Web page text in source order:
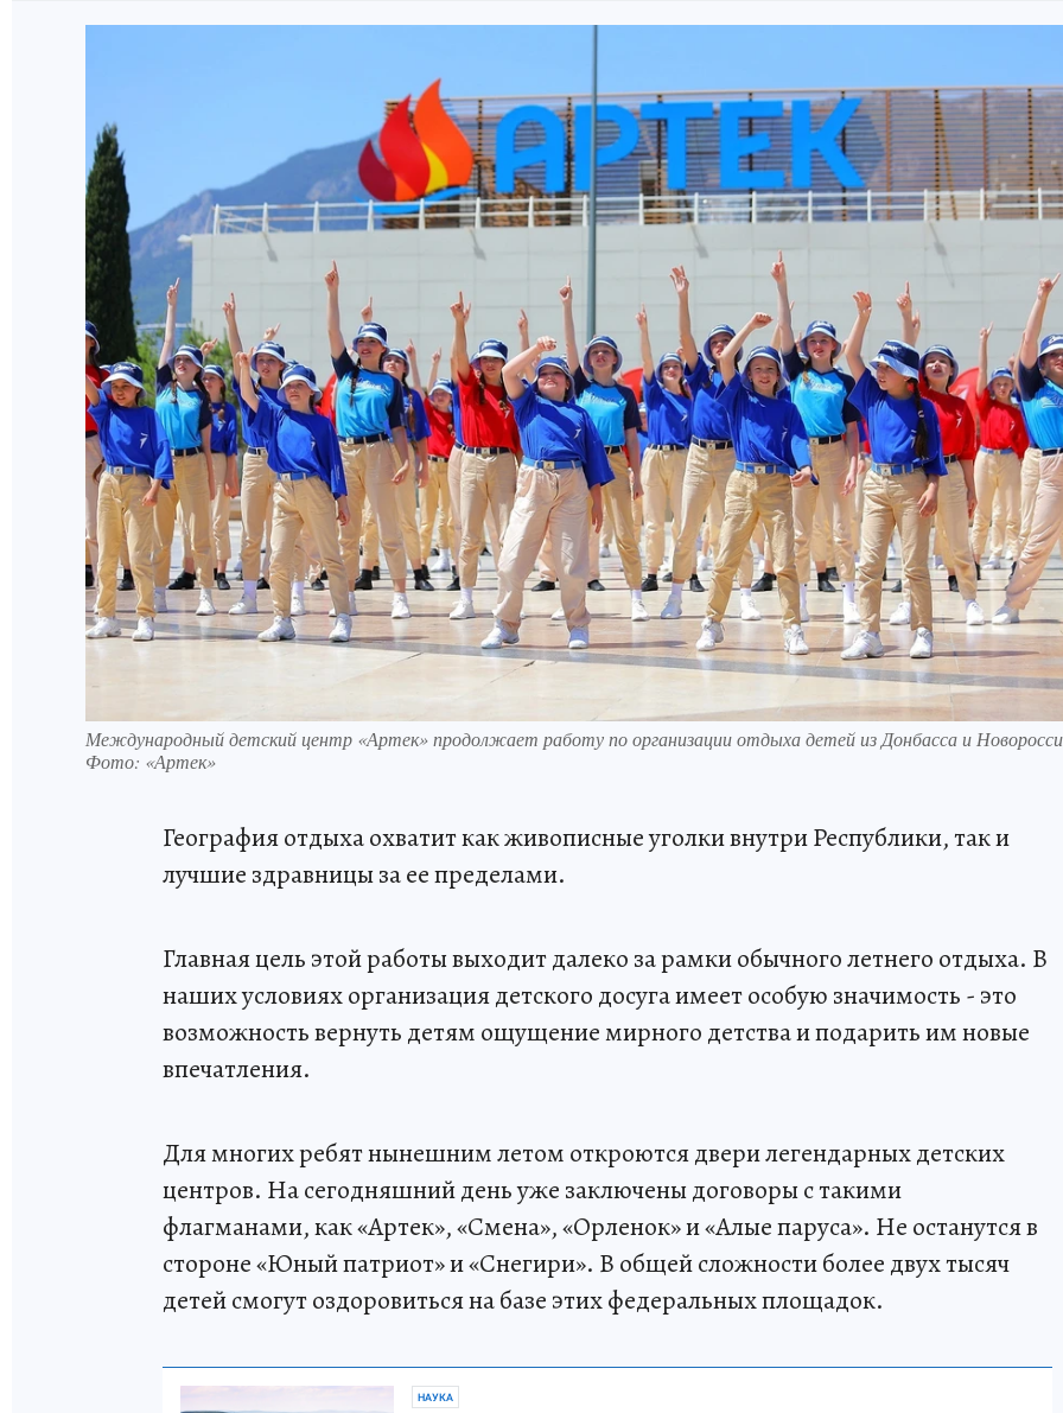
Международный детский центр «Артек» продолжает работу по организации отдыха детей из Донбасса и
Фото: «Артек»
География отдыха охватит как живописные уголки внутри Республики, так и
лучшие здравницы за ее пределами.
Главная цель этой работы выходит далеко за рамки обычного летнего отдыха. В
наших условиях организация детского досуга имеет особую значимость - это
возможность вернуть детям ощущение мирного детства и подарить им новые
впечатления.
Для многих ребят нынешним летом откроются двери легендарных детских
центров. На сегодняшний день уже заключены договоры с такими
флагманами, как «Артек», «Смена», «Орленок» и «Алые паруса». Не останутся в
стороне «Юный патриот» и «Снегири». В общей сложности более двух тысяч
детей смогут оздоровиться на базе этих федеральных площадок.
НАУКА